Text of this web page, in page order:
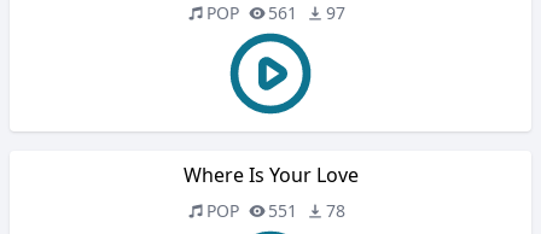
POP 561 97
Where Is Your Love
POP 551 78